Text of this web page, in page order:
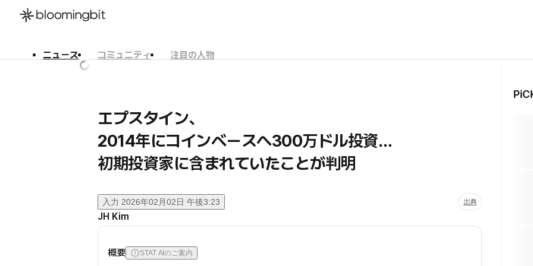
ニュース コミュニティ
注目の人物
エプスタイン、
2014年にコインベースへ300万ドル投資…
初期投資家に含まれていたことが判明
入力 2026年02月02日 午後3:23 出典
JH Kim
概要 STAT AIのご案内